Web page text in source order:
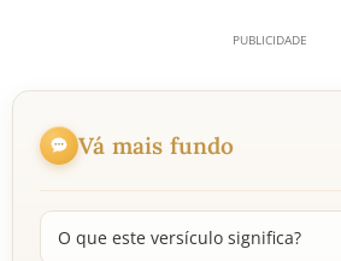
Vá mais fundo
O que este versículo significa?